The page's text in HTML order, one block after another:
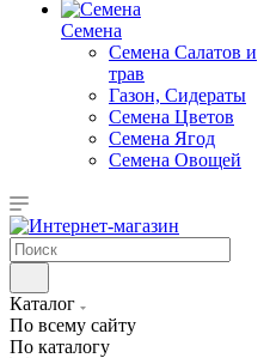
Семена
Семена Салатов и
трав
Газон, Сидераты
Семена Цветов
Семена Ягод
Семена Овощей
Каталог
По всему сайту
По каталогу